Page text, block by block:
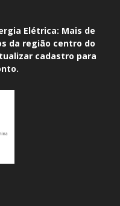
Elétrica: Mais de
da região centro do
cadastro para